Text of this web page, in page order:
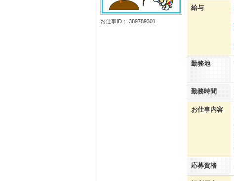
お仕事ID： 389789301
給与
勤務地
勤務時間
お仕事内容
応募資格